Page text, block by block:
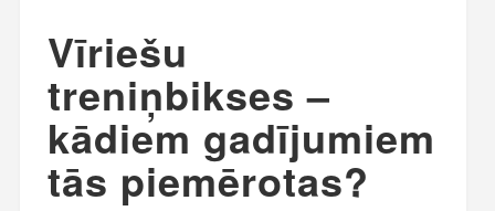
Vīriešu
treniņbikses –
kādiem gadījumiem
tās piemērotas?